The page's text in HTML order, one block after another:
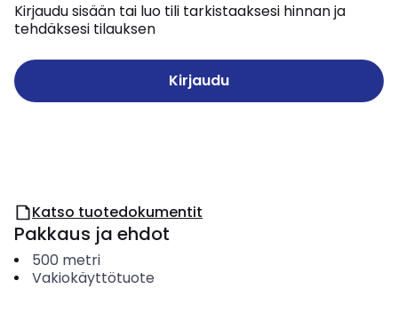
Kirjaudu sisään tai luo tili tarkistaaksesi hinnan ja
tehdäksesi tilauksen
Kirjaudu
Katso tuotedokumentit
Pakkaus ja ehdot
500 metri
Vakiokäyttötuote